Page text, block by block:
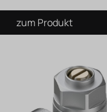
zum Produkt